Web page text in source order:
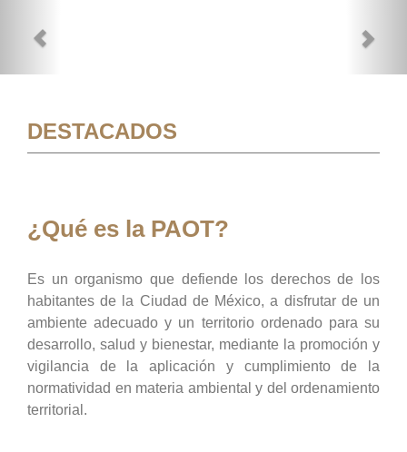
DESTACADOS
¿Qué es la PAOT?
Es un organismo que defiende los derechos de los
habitantes de la Ciudad de México, a disfrutar de un
ambiente adecuado y un territorio ordenado para su
desarrollo, salud y bienestar, mediante la promoción y
vigilancia de la aplicación y cumplimiento de la
normatividad en materia ambiental y del ordenamiento
territorial.